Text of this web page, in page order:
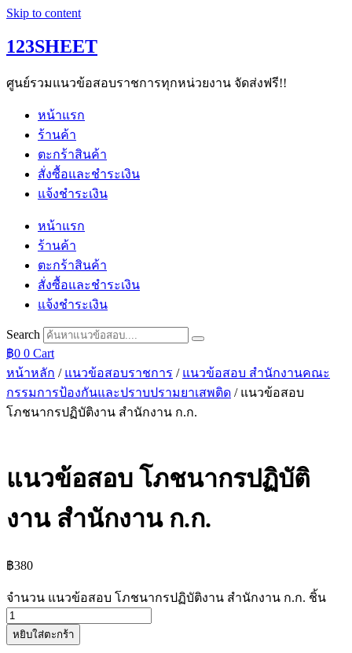
Skip to content
123SHEET
ศูนย์รวมแนวข้อสอบราชการทุกหน่วยงาน จัดส่งฟรี!!
หน้าแรก
ร้านค้า
ตะกร้าสินค้า
สั่งซื้อและชำระเงิน
แจ้งชำระเงิน
หน้าแรก
ร้านค้า
ตะกร้าสินค้า
สั่งซื้อและชำระเงิน
แจ้งชำระเงิน
Search
฿0 0 Cart
หน้าหลัก / แนวข้อสอบราชการ / แนวข้อสอบ สำนักงานคณะ
กรรมการป้องกันและปราบปรามยาเสพติด / แนวข้อสอบ
โภชนากรปฏิบัติงาน สำนักงาน ก.ก.
แนวข้อสอบ โภชนากรปฏิบัติ
งาน สำนักงาน ก.ก.
฿380
จำนวน แนวข้อสอบ โภชนากรปฏิบัติงาน สำนักงาน ก.ก. ชิ้น
หยิบใส่ตะกร้า